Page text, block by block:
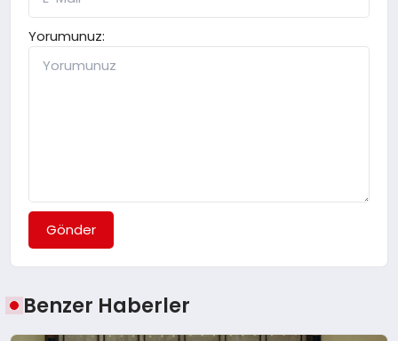
Yorumunuz:
Gönder
Benzer Haberler